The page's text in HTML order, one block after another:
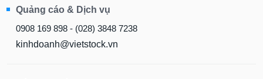
Quảng cáo & Dịch vụ
0908 169 898 - (028) 3848 7238
kinhdoanh@vietstock.vn